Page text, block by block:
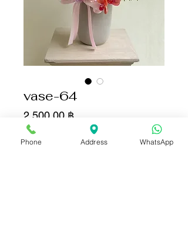
vase-64
2 500,00 ฿Цена
Количество
Phone Address WhatsApp